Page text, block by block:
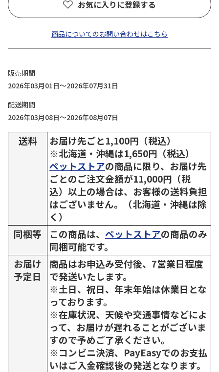
お気に入りに登録する
商品についてのお問い合わせはこちら
販売期間
2026年03月01日～2026年07月31日
配送期間
2026年03月08日～2026年08月07日
送料
お届け先ごと1,100円（税込）
※北海道・沖縄は1,650円（税込）
ペットストアの商品に限り、お届け先
ごとのご注文金額が11,000円（税
込）以上の場合は、お客様の送料負担
はございません。（北海道・沖縄は除
く）
同梱等
この商品は、 ペットストアの商品のみ
同梱可能です。
お届け
予定日
商品はお申込み受付後、7営業日程度
で発送いたします。
※土日、祝日、年末年始は休業日とな
っております。
※在庫状況、天候や交通事情などによ
って、お届けが遅れることがございま
すので予めご了承ください。
※コンビニ決済、PayEasyでのお支払
いはご入金確認後の発送となります。